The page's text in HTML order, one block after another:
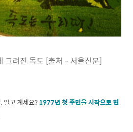
그려진 독도 [출처 - 서울신문]
알고 계세요?1977년 첫 주민을 시작으로 현